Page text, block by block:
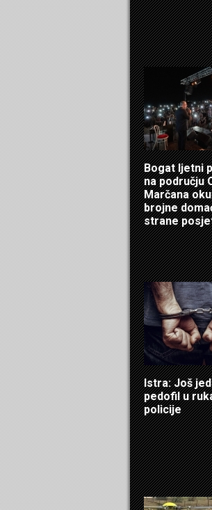
Bogat ljetni
na području
Marčana
brojne
strane
Istra: Još
pedofil u
policije